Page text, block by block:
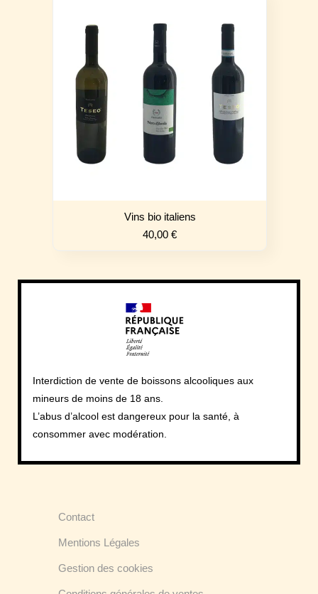
Vins bio italiens
40,00 €
Interdiction de vente de boissons alcooliques aux
mineurs de moins de 18 ans.
L’abus d’alcool est dangereux pour la santé, à
consommer avec modération.
Contact
Mentions Légales
Gestion des cookies